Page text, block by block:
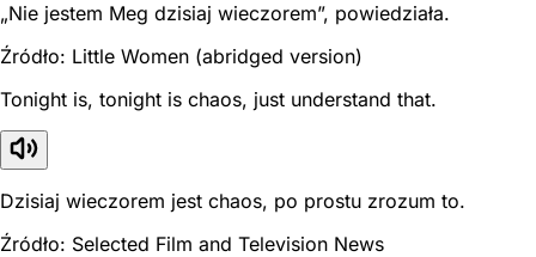
„Nie jestem Meg dzisiaj wieczorem”, powiedziała.
Źródło: Little Women (abridged version)
Tonight is, tonight is chaos, just understand that.
Dzisiaj wieczorem jest chaos, po prostu zrozum to.
Źródło: Selected Film and Television News